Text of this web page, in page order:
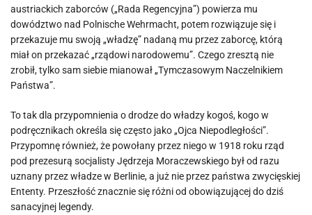
austriackich zaborców („Rada Regencyjna”) powierza mu
dowództwo nad Polnische Wehrmacht, potem rozwiązuje się i
przekazuje mu swoją „władzę” nadaną mu przez zaborcę, którą
miał on przekazać „rządowi narodowemu”. Czego zresztą nie
zrobił, tylko sam siebie mianował „Tymczasowym Naczelnikiem
Państwa”.
To tak dla przypomnienia o drodze do władzy kogoś, kogo w
podręcznikach określa się często jako „Ojca Niepodległości”.
Przypomnę również, że powołany przez niego w 1918 roku rząd
pod prezesurą socjalisty Jędrzeja Moraczewskiego był od razu
uznany przez władze w Berlinie, a już nie przez państwa zwycięskiej
Ententy. Przeszłość znacznie się różni od obowiązującej do dziś
sanacyjnej legendy.